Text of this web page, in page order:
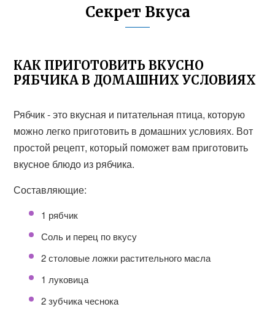
Секрет Вкуса
КАК ПРИГОТОВИТЬ ВКУСНО
РЯБЧИКА В ДОМАШНИХ УСЛОВИЯХ
Рябчик - это вкусная и питательная птица, которую
можно легко приготовить в домашних условиях. Вот
простой рецепт, который поможет вам приготовить
вкусное блюдо из рябчика.
Составляющие:
1 рябчик
Соль и перец по вкусу
2 столовые ложки растительного масла
1 луковица
2 зубчика чеснока